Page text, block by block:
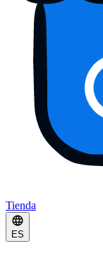
Tienda
ES